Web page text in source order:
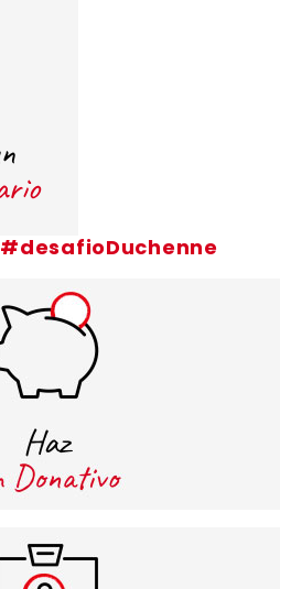
#desafioDuchenne